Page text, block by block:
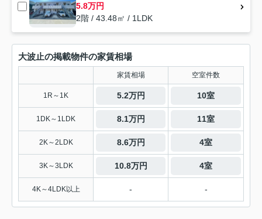
5.8万円
2階 / 43.48㎡ / 1LDK
大波止の掲載物件の家賃相場
家賃相場 空室件数
1R～1K 5.2万円 10室
1DK～1LDK 8.1万円 11室
2K～2LDK 8.6万円 4室
3K～3LDK 10.8万円 4室
4K～4LDK以上 - -